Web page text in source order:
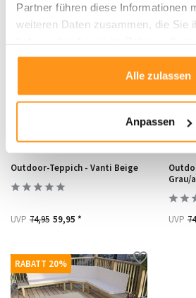
Partner führen diese Informationen
weiteren Daten zusammen, die Sie
gesammelt haben.
Alle zulassen
Anpassen
RABATT 20%
Outdoor-Teppich - Vanti Beige
UVP 74,95 59,95 *
Grau/
UVP
RABATT 20%